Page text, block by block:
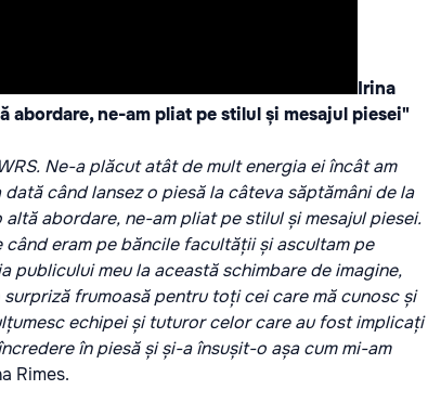
Irina
abordare, ne-am pliat pe stilul și mesajul piesei"
Ne-a plăcut atât de mult energia ei încât am
când lansez o piesă la câteva săptămâni de la
abordare, ne-am pliat pe stilul și mesajul piesei.
eram pe băncile facultății și ascultam pe
meu la această schimbare de imagine,
frumoasă pentru toți cei care mă cunosc și
echipei și tuturor celor care au fost implicați
în piesă și și-a însușit-o așa cum mi-am
Rimes.